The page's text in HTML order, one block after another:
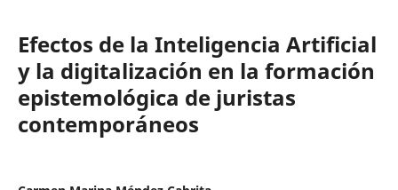
Efectos de la Inteligencia Artificial
y la digitalización en la formación
epistemológica de juristas
contemporáneos